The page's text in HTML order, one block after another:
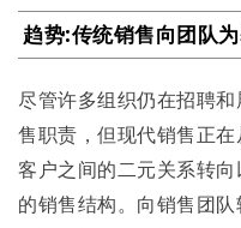
趋势:传统销售向团队
尽管许多组织仍在招聘
售职责，但现代销售正
客户之间的二元关系转
的销售结构。 向销售团队